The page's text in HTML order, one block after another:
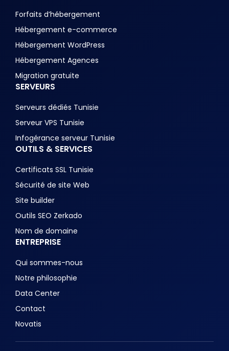
Forfaits d’hébergement
Hébergement e-commerce
Hébergement WordPress
Hébergement Agences
Migration gratuite
SERVEURS
Serveurs dédiés Tunisie
Serveur VPS Tunisie
Infogérance serveur Tunisie
OUTILS & SERVICES
Certificats SSL Tunisie
Sécurité de site Web
Site builder
Outils SEO Zerkado
Nom de domaine
ENTREPRISE
Qui sommes-nous
Notre philosophie
Data Center
Contact
Novatis